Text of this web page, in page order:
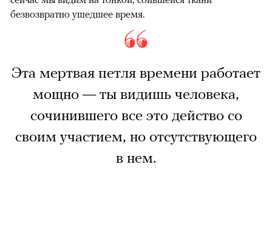
безвозвратно ушедшее время.
Эта мертвая петля времени работает
мощно — ты видишь человека,
сочинившего все это действо со
своим участием, но отсутствующего
в нем.